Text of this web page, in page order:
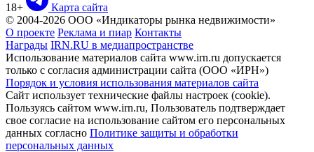
18+
Карта сайта
© 2004-2026 ООО «Индикаторы рынка недвижимости»
О проекте Реклама и пиар Контакты
Награды IRN.RU в медиапространстве
Использование материалов сайта www.irn.ru допускается
только с согласия администрации сайта (ООО «ИРН»)
Порядок и условия использования материалов сайта
Сайт использует технические файлы настроек (cookie).
Пользуясь сайтом www.irn.ru, Пользователь подтверждает
свое согласие на использование сайтом его персональных
данных согласно Политике защиты и обработки
персональных данных